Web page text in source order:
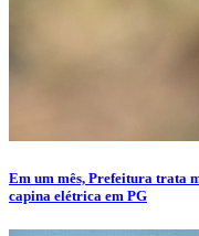
Em um mês, Prefeitura trata
capina elétrica em PG